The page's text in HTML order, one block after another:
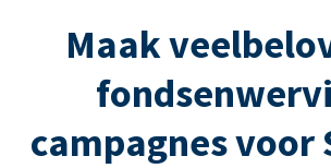
Maak
campagnes voor